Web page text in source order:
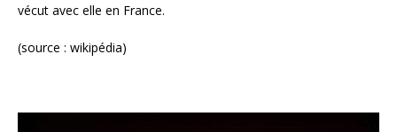
vécut avec elle en France.
(source : wikipédia)